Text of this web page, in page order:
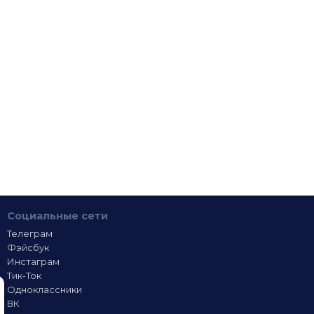
Социальные сети
Телеграм
Фэйсбук
Инстаграм
Тик-Ток
Одноклассники
ВК